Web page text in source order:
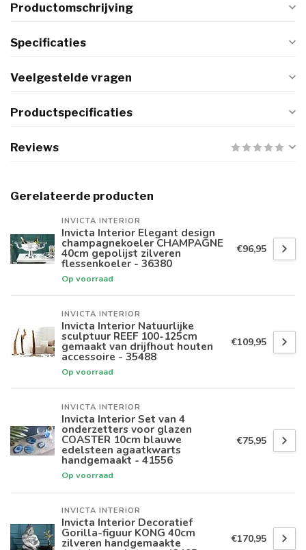
Productomschrijving
Specificaties
Veelgestelde vragen
Productspecificaties
Reviews
Gerelateerde producten
INVICTA INTERIOR
Invicta Interior Elegant design
champagnekoeler CHAMPAGNE
40cm gepolijst zilveren
flessenkoeler - 36380
Op voorraad
€96,95
INVICTA INTERIOR
Invicta Interior Natuurlijke
sculptuur REEF 100-125cm
gemaakt van drijfhout houten
accessoire - 35488
Op voorraad
€109,95
INVICTA INTERIOR
Invicta Interior Set van 4
onderzetters voor glazen
COASTER 10cm blauwe
edelsteen agaatkwarts
handgemaakt - 41556
Op voorraad
€75,95
INVICTA INTERIOR
Invicta Interior Decoratief
Gorilla-figuur KONG 40cm
zilveren handgemaakte €170,95